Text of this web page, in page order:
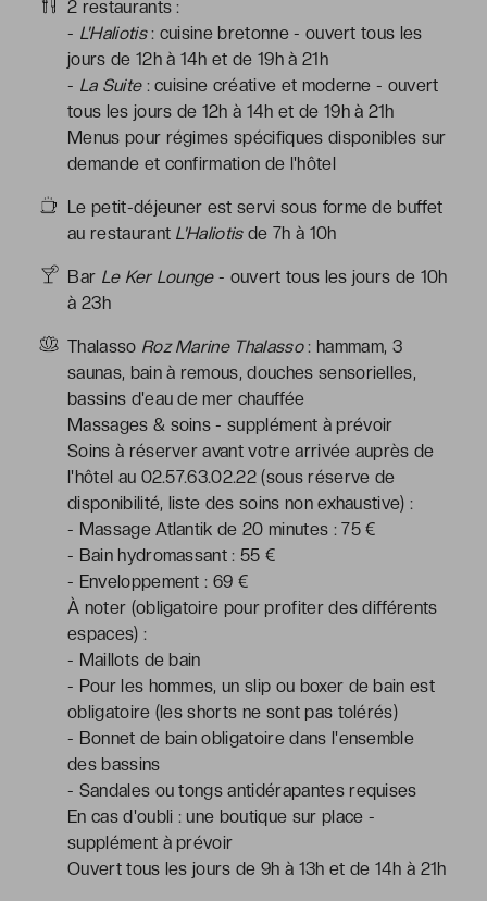
2 restaurants :
- L'Haliotis: cuisine bretonne - ouvert tous les
jours de 12h à 14h et de 19h à 21h
- La Suite: cuisine créative et moderne - ouvert
tous les jours de 12h à 14h et de 19h à 21h
Menus pour régimes spécifiques disponibles sur
demande et confirmation de l'hôtel
Le petit-déjeuner est servi sous forme de buffet
au restaurant L'Haliotisde 7h à 10h
Bar Le Ker Lounge- ouvert tous les jours de 10h
à 23h
Thalasso Roz Marine Thalasso: hammam, 3
saunas, bain à remous, douches sensorielles,
bassins d'eau de mer chauffée
Massages & soins - supplément à prévoir
Soins à réserver avant votre arrivée auprès de
l'hôtel au 02.57.63.02.22 (sous réserve de
disponibilité, liste des soins non exhaustive) :
- Massage Atlantik de 20 minutes : 75 €
- Bain hydromassant : 55 €
- Enveloppement : 69 €
À noter (obligatoire pour profiter des différents
espaces) :
- Maillots de bain
- Pour les hommes, un slip ou boxer de bain est
obligatoire (les shorts ne sont pas tolérés)
- Bonnet de bain obligatoire dans l'ensemble
des bassins
- Sandales ou tongs antidérapantes requises
En cas d'oubli : une boutique sur place -
supplément à prévoir
Ouvert tous les jours de 9h à 13h et de 14h à 21h